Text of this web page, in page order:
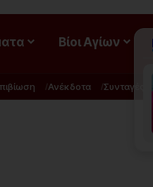
Βίοι Αγίων
Ανέκδοτα Συνταγές